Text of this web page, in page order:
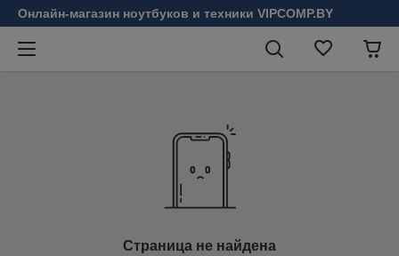
Онлайн-магазин ноутбуков и техники VIPCOMP.BY
Страница не найдена